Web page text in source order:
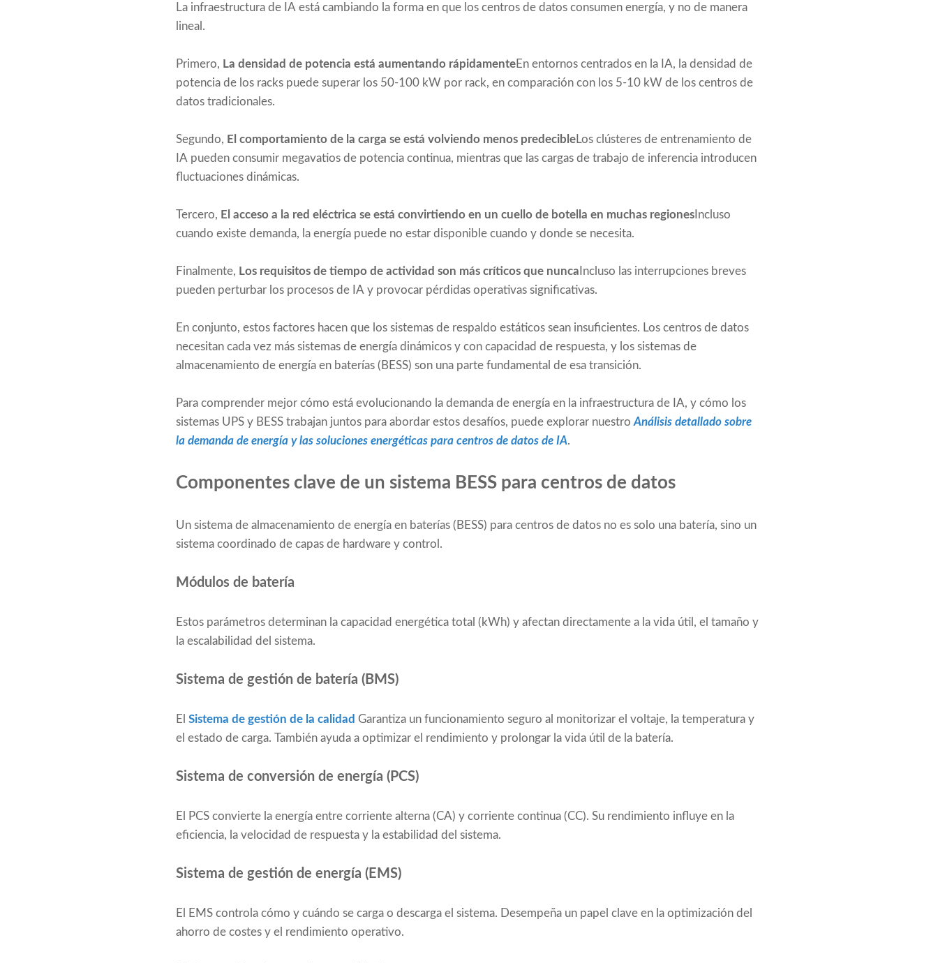
La infraestructura de IA está cambiando la forma en que los centros de datos consumen energía, y no de manera
lineal.
Primero, La densidad de potencia está aumentando rápidamenteEn entornos centrados en la IA, la densidad de
potencia de los racks puede superar los 50-100 kW por rack, en comparación con los 5-10 kW de los centros de
datos tradicionales.
Segundo, El comportamiento de la carga se está volviendo menos predecibleLos clústeres de entrenamiento de
IA pueden consumir megavatios de potencia continua, mientras que las cargas de trabajo de inferencia introducen
fluctuaciones dinámicas.
Tercero, El acceso a la red eléctrica se está convirtiendo en un cuello de botella en muchas regiones Incluso
cuando existe demanda, la energía puede no estar disponible cuando y donde se necesita.
Finalmente, Los requisitos de tiempo de actividad son más críticos que nunca Incluso las interrupciones breves
pueden perturbar los procesos de IA y provocar pérdidas operativas significativas.
En conjunto, estos factores hacen que los sistemas de respaldo estáticos sean insuficientes. Los centros de datos
necesitan cada vez más sistemas de energía dinámicos y con capacidad de respuesta, y los sistemas de
almacenamiento de energía en baterías (BESS) son una parte fundamental de esa transición.
Para comprender mejor cómo está evolucionando la demanda de energía en la infraestructura de IA, y cómo los
sistemas UPS y BESS trabajan juntos para abordar estos desafíos, puede explorar nuestro Análisis detallado sobre
la demanda de energía y las soluciones energéticas para centros de datos de IA.
Componentes clave de un sistema BESS para centros de datos
Un sistema de almacenamiento de energía en baterías (BESS) para centros de datos no es solo una batería, sino un
sistema coordinado de capas de hardware y control.
Módulos de batería
Estos parámetros determinan la capacidad energética total (kWh) y afectan directamente a la vida útil, el tamaño y
la escalabilidad del sistema.
Sistema de gestión de batería (BMS)
El Sistema de gestión de la calidad Garantiza un funcionamiento seguro al monitorizar el voltaje, la temperatura y
el estado de carga. También ayuda a optimizar el rendimiento y prolongar la vida útil de la batería.
Sistema de conversión de energía (PCS)
El PCS convierte la energía entre corriente alterna (CA) y corriente continua (CC). Su rendimiento influye en la
eficiencia, la velocidad de respuesta y la estabilidad del sistema.
Sistema de gestión de energía (EMS)
El EMS controla cómo y cuándo se carga o descarga el sistema. Desempeña un papel clave en la optimización del
ahorro de costes y el rendimiento operativo.